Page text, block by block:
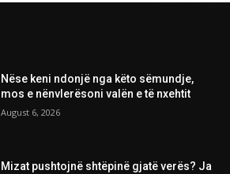
Nëse keni ndonjë nga këto sëmundje,
mos e nënvlerësoni valën e të nxehtit
August 6, 2026
Mizat pushtojnë shtëpinë gjatë verës? Ja